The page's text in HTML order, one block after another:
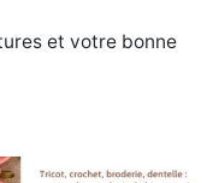
et votre bonne